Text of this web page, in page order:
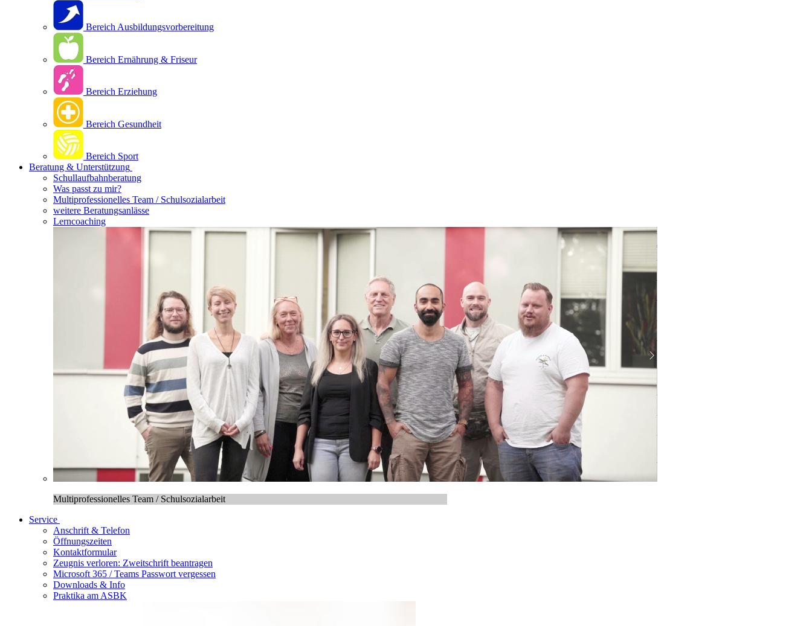
Bereich Ausbildungsvorbereitung
Bereich Ernährung & Friseur
Bereich Erziehung
Bereich Gesundheit
Bereich Sport
Beratung & Unterstützung
Schullaufbahnberatung
Was passt zu mir?
Multipro­fessionelles Team / Schulsozialarbeit
weitere Beratungsanlässe
Lerncoaching
Multiprofessionelles Team / Schulsozialarbeit
Service
Anschrift & Telefon
Öffnungszeiten
Kontaktformular
Zeugnis verloren: Zweitschrift beantragen
Microsoft 365 / Teams Passwort vergessen
Downloads & Info
Praktika am ASBK